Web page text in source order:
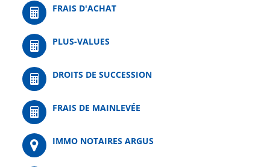
FRAIS D'ACHAT
PLUS-VALUES
DROITS DE SUCCESSION
FRAIS DE MAINLEVÉE
IMMO NOTAIRES ARGUS